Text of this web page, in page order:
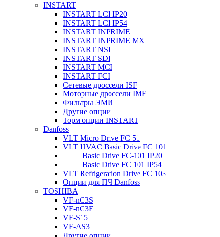
INSTART
INSTART LCI IP20
INSTART LCI IP54
INSTART INPRIME
INSTART INPRIME MX
INSTART NSI
INSTART SDI
INSTART MCI
INSTART FCI
Сетевые дроссели ISF
Моторные дроссели IMF
Фильтры ЭМИ
Другие опции
Торм опции INSTART
Danfoss
VLT Micro Drive FC 51
VLT HVAC Basic Drive FC 101
_____Basic Drive FC-101 IP20
_____Basic Drive FC 101 IP54
VLT Refrigeration Drive FC 103
Опции для ПЧ Danfoss
TOSHIBA
VF-nC3S
VF-nC3E
VF-S15
VF-AS3
Другие опции